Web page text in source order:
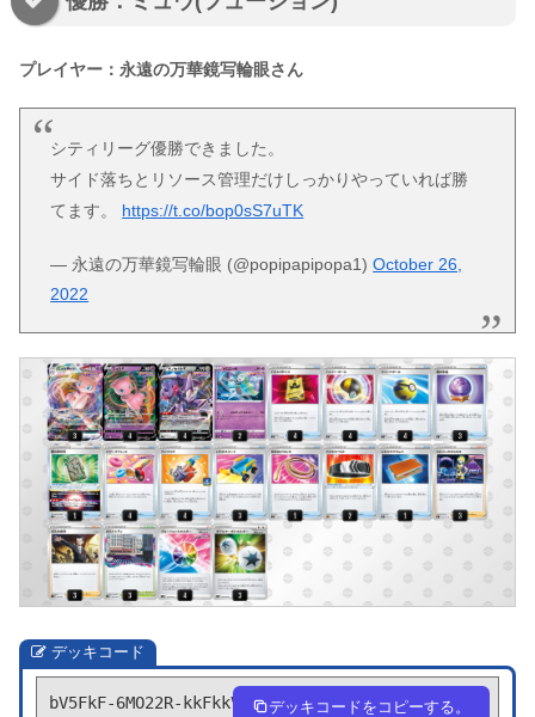
プレイヤー：永遠の万華鏡写輪眼さん
シティリーグ優勝できました。
サイド落ちとリソース管理だけしっかりやっていれば勝
てます。 https://t.co/bop0sS7uTK
— 永遠の万華鏡写輪眼 (@popipapipopa1)October 26,
2022
デッキコード
bV5FkF-6MO22R-kkFkkV デッキコードをコピーする。